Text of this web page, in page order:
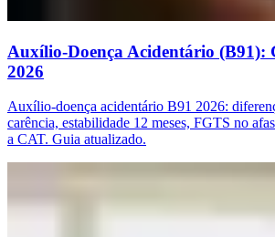
Auxílio-Doença Acidentário (B91):
2026
Auxílio-doença acidentário B91 2026:
carência, estabilidade 12 meses, FGTS no
a CAT. Guia atualizado.